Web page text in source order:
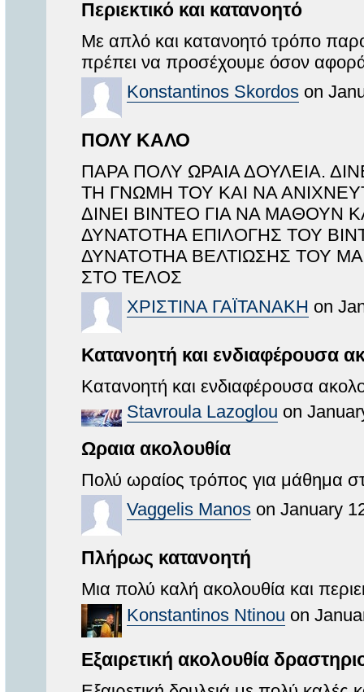
Περιεκτικό και κατανοητό
Με απλό και κατανοητό τρόπο
πρέπει να προσέχουμε όσον
Konstantinos Skordos on
ΠΟΛΥ ΚΑΛΟ
ΠΑΡΑ ΠΟΛΥ ΩΡΑΙΑ ΔΟΥΛΕΙΑ.
ΤΗ ΓΝΩΜΗ ΤΟΥ ΚΑΙ ΝΑ
ΔΙΝΕΙ ΒΙΝΤΕΟ ΓΙΑ ΝΑ ΜΑΘΟΥΝ
ΔΥΝΑΤΟΤΗΑ ΕΠΙΛΟΓΗΣ ΤΟΥ
ΔΥΝΑΤΟΤΗΑ ΒΕΛΤΙΩΣΗΣ ΤΟΥ
ΣΤΟ ΤΕΛΟΣ
ΧΡΙΣΤΙΝΑ ΓΑΪΤΑΝΑΚΗ on
Κατανοητή και ενδιαφέρουσα
Κατανοητή και ενδιαφέρουσα
Stavroula Lazoglou on
Ωραια ακολουθία
Πολύ ωραίος τρόπος για μάθημα
Vaggelis Manos on January
Πλήρως κατανοητή
Μια πολύ καλή ακολουθία και
Konstantinos Ntinou on
Εξαιρετική ακολουθία